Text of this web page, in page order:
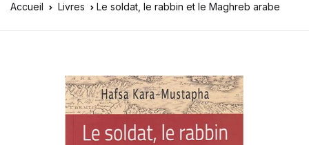
Accueil Livres Le soldat, le rabbin et le Maghreb arabe